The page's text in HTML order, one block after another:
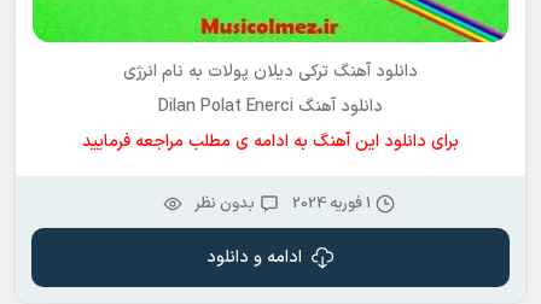
دانلود آهنگ ترکی دیلان پولات به نام انرژی
دانلود آهنگ Dilan Polat Enerci
برای دانلود این آهنگ به ادامه ی مطلب مراجعه فرمایید
1 فوریه 2024 بدون نظر
ادامه و دانلود